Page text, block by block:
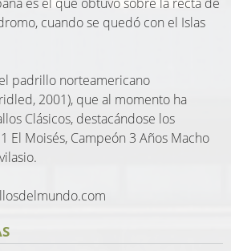
cuando se quedó con el Islas
padrillo norteamericano
2001), que al momento ha
Clásicos, destacándose los
Moisés, Campeón 3 Años Macho